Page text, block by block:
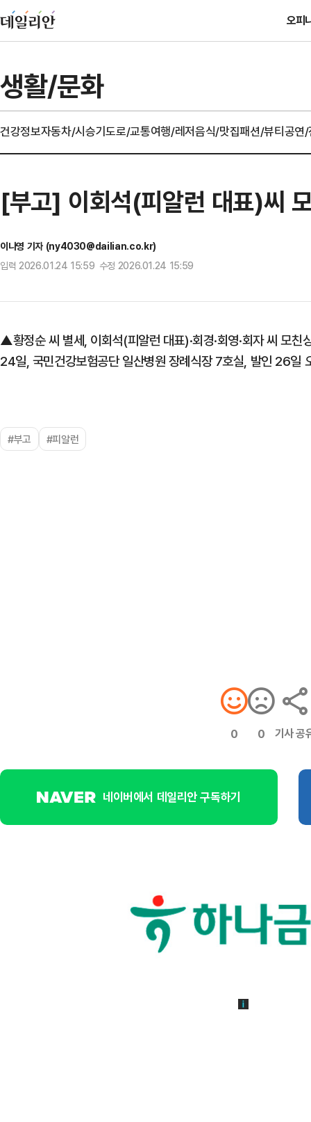
오피
생활/문화
건강정보자동차/시승기도로/교통여행/레저음식/맛집패션/뷰티공연
[부고] 이회석(피알런 대표)씨
이나영 기자 (ny4030@dailian.co.kr)
입력 2026.01.24 15:59 수정 2026.01.24 15:59
▲황정순 씨 별세, 이회석(피알런 대표)·회경·회영·회자 씨 모친
24일, 국민건강보험공단 일산병원 장례식장 7호실, 발인 26
#부고 #피알런
0 0 기사 공
네이버에서 데일리안 구독하기